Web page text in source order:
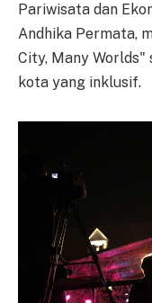
Pariwisata dan
Andhika Permata,
City, Many
kota yang inklusif.